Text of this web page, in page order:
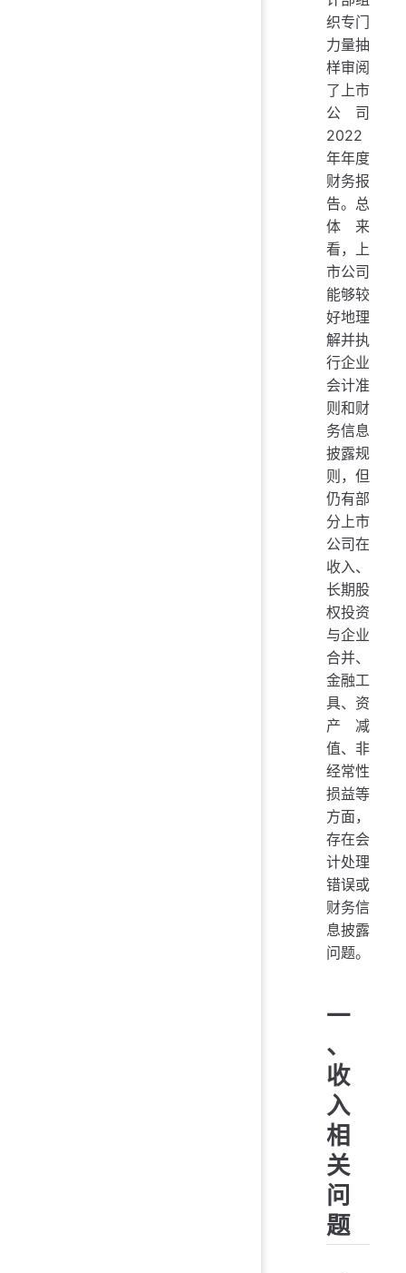
织专门
力量抽
样审阅
了上市
公司
2022
年年度
财务报
告。总
体来
看，上
市公司
能够较
好地理
解并执
行企业
会计准
则和财
务信息
披露规
则，但
仍有部
分上市
公司在
收入、
长期股
权投资
与企业
合并、
金融工
具、资
产减
值、非
经常性
损益等
方面，
存在会
计处理
错误或
财务信
息披露
问题。
一
、
收
入
相
关
问
题